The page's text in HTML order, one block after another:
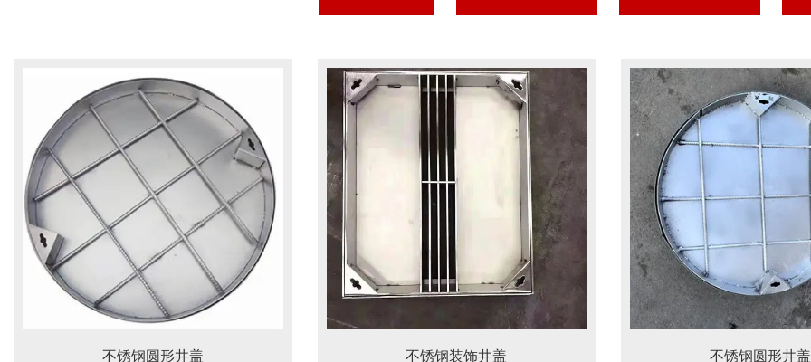
不锈钢圆形井盖 不锈钢装饰井盖 不锈钢圆形井盖